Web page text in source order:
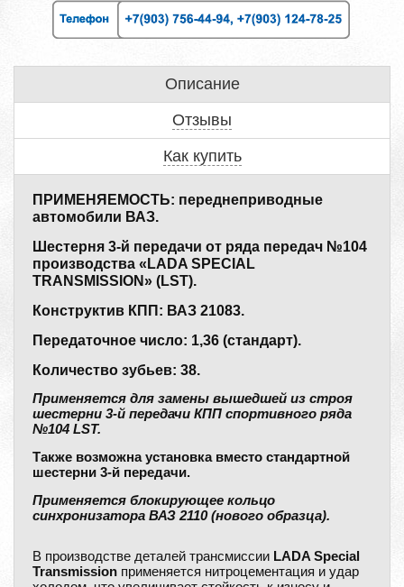
Описание
Отзывы
Как купить
ПРИМЕНЯЕМОСТЬ: переднеприводные
автомобили ВАЗ.
Шестерня 3-й передачи от ряда передач №104
производства «LADA SPECIAL
TRANSMISSION» (LST).
Конструктив КПП: ВАЗ 21083.
Передаточное число: 1,36 (стандарт).
Количество зубьев: 38.
Применяется для замены вышедшей из строя
шестерни 3-й передачи КПП спортивного ряда
№104 LST.
Также возможна установка вместо стандартной
шестерни 3-й передачи.
Применяется блокирующее кольцо
синхронизатора ВАЗ 2110 (нового образца).
В производстве деталей трансмиссии LADA Special
Transmission применяется нитроцементация и удар